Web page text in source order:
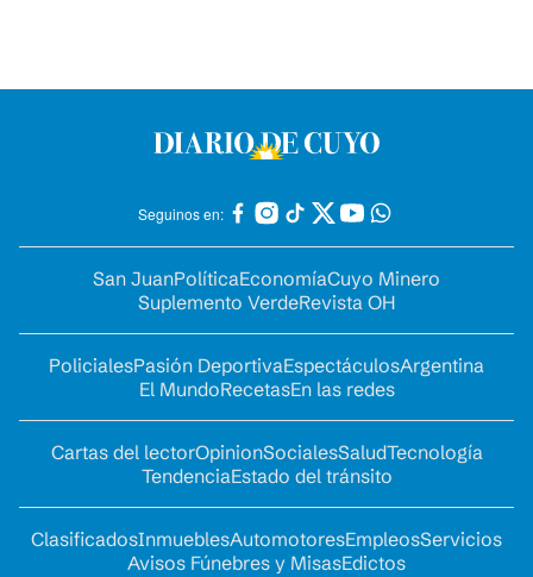
Seguinos en:
San JuanPolíticaEconomíaCuyo Minero
Suplemento VerdeRevista OH
PolicialesPasión DeportivaEspectáculosArgentina
El MundoRecetasEn las redes
Cartas del lectorOpinionSocialesSaludTecnología
TendenciaEstado del tránsito
ClasificadosInmueblesAutomotoresEmpleosServicios
Avisos Fúnebres y MisasEdictos